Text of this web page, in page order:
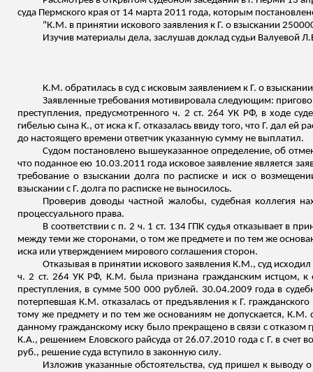
суда Пермского края от 14 марта 2011 года, которым
"К.М. в принятии искового заявления к Г. о взыскании
Изучив материалы дела, заслушав доклад судьи Валуевой
К.М. обратилась в суд с исковым заявлением к Г. о
Заявленные требования мотивировала следующим:
преступления, предусмотренного ч. 2 ст. 264 УК РФ, в ходе
гибелью сына К., от иска к Г. отказалась ввиду того, что Г. дал ей
до настоящего времени ответчик указанную сумму не выплатил.
Судом постановлено вышеуказанное определение, об
что поданное ею 10.03.2011 года исковое заявление является
требование о взыскании долга по расписке и иск о
взыскании с Г. долга по расписке не выносилось.
Проверив доводы частной жалобы, судебная коллегия
процессуального права.
В соответствии с п. 2 ч. 1 ст. 134 ГПК судья отказывает в
между теми же сторонами, о том же предмете и по тем же
иска или утверждением мирового соглашения сторон.
Отказывая в принятии искового заявления К.М., суд
ч. 2 ст. 264 УК РФ, К.М. была признана гражданским истцом, к
преступления, в сумме 500 000 рублей. 30.04.2009 года в
потерпевшая К.М. отказалась от предъявления к Г.
тому же предмету и по тем же основаниям не допускается, К.М.
данному гражданскому иску было прекращено в связи с отказом
К.А., решением Еловскогорайсуда от 26.07.2010 года с Г. в счет
руб., решение суда вступило в законную силу.
Изложив указанные обстоятельства, суд пришел к выводу